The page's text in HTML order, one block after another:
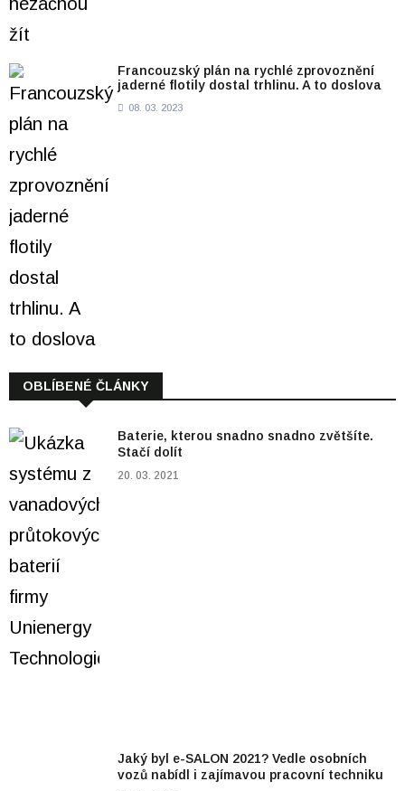
Francouzský plán na rychlé zprovoznění
jaderné flotily dostal trhlinu. A to doslova
08. 03. 2023
OBLÍBENÉ ČLÁNKY
Baterie, kterou snadno snadno zvětšíte.
Stačí dolít
20. 03. 2021
Jaký byl e-SALON 2021? Vedle osobních
vozů nabídl i zajímavou pracovní techniku